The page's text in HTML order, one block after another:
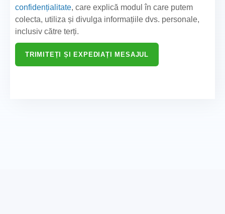
confidențialitate, care explică modul în care putem
colecta, utiliza și divulga informațiile dvs. personale,
inclusiv către terți.